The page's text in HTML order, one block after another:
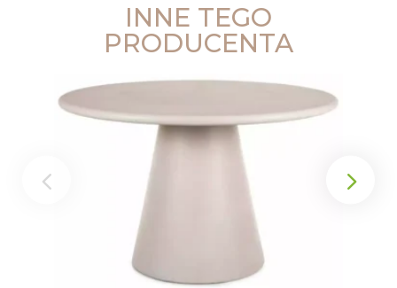
INNE TEGO
PRODUCENTA